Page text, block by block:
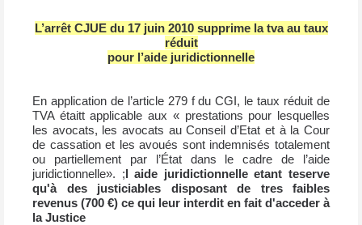
L’arrêt CJUE du 17 juin 2010 supprime la tva au taux
réduit
pour l’aide juridictionnelle
En application de l’article 279 f du CGI, le taux réduit de
TVA étaitt applicable aux « prestations pour lesquelles
les avocats, les avocats au Conseil d’Etat et à la Cour
de cassation et les avoués sont indemnisés totalement
ou partiellement par l’État dans le cadre de l’aide
juridictionnelle». ; l aide juridictionnelle etant teserve
qu'à des justiciables disposant de tres faibles
revenus (700 €) ce qui leur interdit en fait d'acceder à
la Justice